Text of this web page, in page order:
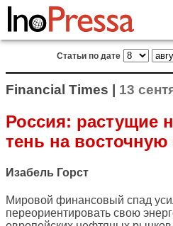
Статьи по дате
Financial Times | 13
Россия: растущие
тень на
Изабель Горст
Мировой финансовый спад
переориентировать свою